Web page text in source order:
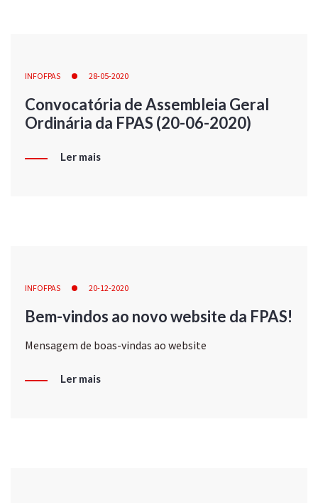
INFOFPAS 28-05-2020
Convocatória de Assembleia Geral
Ordinária da FPAS (20-06-2020)
Ler mais
INFOFPAS 20-12-2020
Bem-vindos ao novo website da FPAS!
Mensagem de boas-vindas ao website
Ler mais